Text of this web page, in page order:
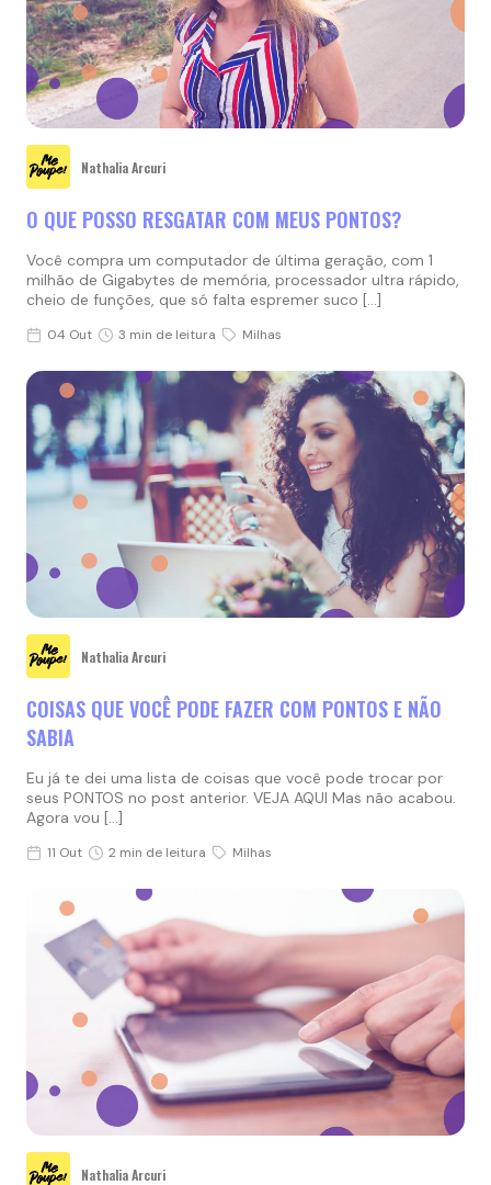
Nathalia Arcuri
O QUE POSSO RESGATAR COM MEUS PONTOS?
Você compra um computador de última geração, com 1
milhão de Gigabytes de memória, processador ultra rápido,
cheio de funções, que só falta espremer suco […]
04 Out 3 min de leitura Milhas
Nathalia Arcuri
COISAS QUE VOCÊ PODE FAZER COM PONTOS E NÃO
SABIA
Eu já te dei uma lista de coisas que você pode trocar por
seus PONTOS no post anterior. VEJA AQUI Mas não acabou.
Agora vou […]
11 Out 2 min de leitura Milhas
Nathalia Arcuri